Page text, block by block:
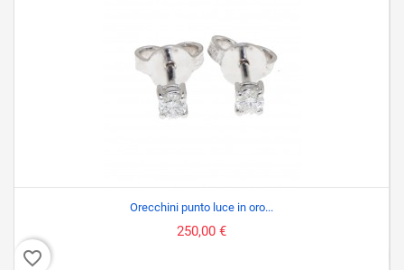
Orecchini punto luce in oro...
250,00 €
favorite_border